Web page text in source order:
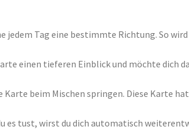
jedem Tag eine bestimmte Richtung. So
einen tieferen Einblick und möchte dich
beim Mischen springen. Diese Karte
es tust, wirst du dich automatisch